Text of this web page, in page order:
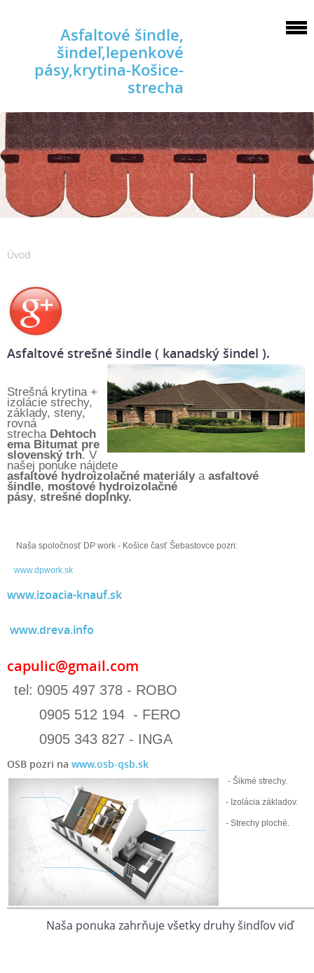
Asfaltové šindle,
šindeľ,lepenkové
pásy,krytina-Košice-
strecha
Úvod
Asfaltové strešné šindle ( kanadský šindel ).
Strešná krytina +
izolácie strechy,
základy, steny,
rovná
strecha Dehtoch
ema Bitumat pre
slovenský trh. V
našej ponuke nájdete
asfaltové hydroizolačné materiály a asfaltové
šindle, mostové hydroizolačné
pásy, strešné doplnky.
Naša spoločnosť DP work - Košice časť Šebastovce pozri:
www.dpwork.sk
www.izoacia-knauf.sk
www.dreva.info
capulic@gmail.com
tel: 0905 497 378 - ROBO
0905 512 194 - FERO
0905 343 827 - INGA
OSB pozri na www.osb-qsb.sk
- Šikmé strechy.
- Izolácia základov.
- Strechy ploché.
Naša ponuka zahrňuje všetky druhy šindľov viď